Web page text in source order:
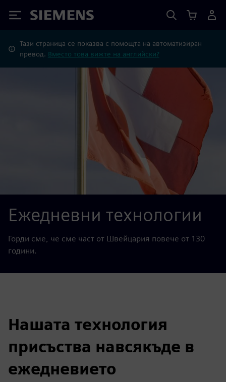
Siemens
Тази страница се показва с помощта на автоматизиран
превод. Вместо това вижте на английски?
Ежедневни технологии
Горди сме, че сме част от Швейцария повече от 130
години.
Нашата технология
присъства навсякъде в
ежедневието